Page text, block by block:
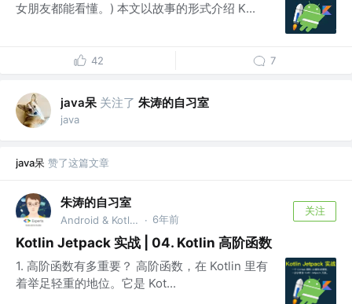
女朋友都能看懂。) 本文以故事的形式介绍 K...
42 7
java呆 关注了 朱涛的自习室
java
java呆 赞了这篇文章
朱涛的自习室
Android & Kotlin GDE @Munk AI · 6年前
关注
Kotlin Jetpack 实战 | 04. Kotlin 高阶函数
1. 高阶函数有多重要？ 高阶函数，在 Kotlin 里有
着举足轻重的地位。它是 Kot...